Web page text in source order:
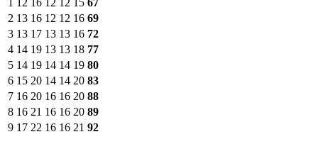
1 12 16 12 12 15 67
2 13 16 12 12 16 69
3 13 17 13 13 16 72
4 14 19 13 13 18 77
5 14 19 14 14 19 80
6 15 20 14 14 20 83
7 16 20 16 16 20 88
8 16 21 16 16 20 89
9 17 22 16 16 21 92